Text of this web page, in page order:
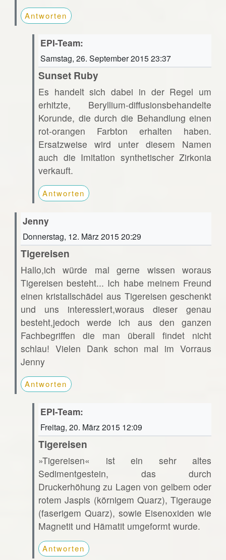
Antworten
EPI-Team:
Samstag, 26. September 2015 23:37
Sunset Ruby
Es handelt sich dabei in der Regel um
erhitzte, Beryllium-diffusionsbehandelte
Korunde, die durch die Behandlung einen
rot-orangen Farbton erhalten haben.
Ersatzweise wird unter diesem Namen
auch die Imitation synthetischer Zirkonia
verkauft.
Antworten
Jenny
Donnerstag, 12. März 2015 20:29
Tigereisen
Hallo,ich würde mal gerne wissen woraus
Tigereisen besteht... Ich habe meinem Freund
einen kristallschädel aus Tigereisen geschenkt
und uns interessiert,woraus dieser genau
besteht,jedoch werde ich aus den ganzen
Fachbegriffen die man überall findet nicht
schlau! Vielen Dank schon mal im Vorraus
Jenny
Antworten
EPI-Team:
Freitag, 20. März 2015 12:09
Tigereisen
»Tigereisen« ist ein sehr altes
Sedimentgestein, das durch
Druckerhöhung zu Lagen von gelbem oder
rotem Jaspis (körnigem Quarz), Tigerauge
(faserigem Quarz), sowie Eisenoxiden wie
Magnetit und Hämatit umgeformt wurde.
Antworten